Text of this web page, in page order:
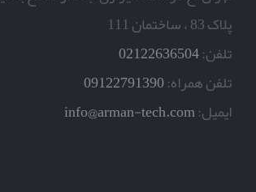
پلاک 83 ، ساختمان 111
تلفن:02122636504
تلفن همراه:09122791390
ایمیل:info@arman-tech.com